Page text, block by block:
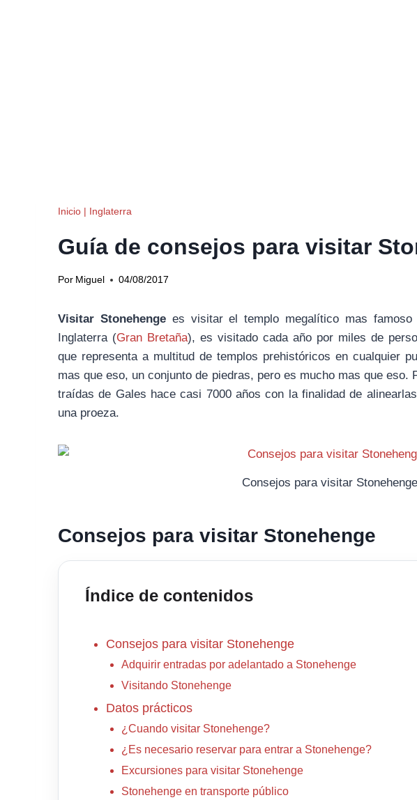
Inicio | Inglaterra
Guía de consejos para visitar
Por Miguel 04/08/2017
Visitar Stonehengees visitar el templo megalítico mas
Inglaterra (Gran Bretaña), es visitado cada año por miles de
que representa a multitud de templos prehistóricos en cualquier
mas que eso, un conjunto de piedras, pero es mucho mas que eso.
traídas de Gales hace casi 7000 años con la finalidad de
una proeza.
Consejos para visitar Stonehenge
Consejos para visitar Stonehenge
Índice de contenidos
Consejos para visitar Stonehenge
Adquirir entradas por adelantado a Stonehenge
Visitando Stonehenge
Datos prácticos
¿Cuando visitar Stonehenge?
¿Es necesario reservar para entrar a Stonehenge?
Excursiones para visitar Stonehenge
Stonehenge en transporte público